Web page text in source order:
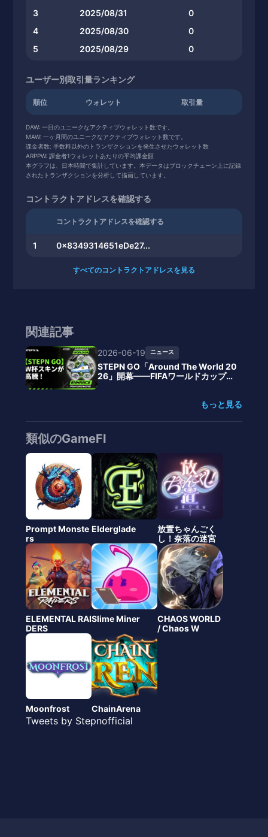
3
2025/08/31
0
4
2025/08/30
0
5
2025/08/29 0
ユーザー別取引量ランキング
順位 ウォレット 取引量
DAW: 一日のユニークなアクティブウォレット数です。
MAW: 一ヶ月間のユニークなアクティブウォレット数です。
課金者数: 手数料以外のトランザクションを発生させたウォレット数
ARPPW: 課金者1ウォレットあたりの平均課金額
本グラフは、日本時間で集計しています。本データはブロックチェーン上に記録
されたトランザクションを分析して描画しています。
コントラクトアドレスを確認する
コントラクトアドレスを確認する
1 0x8349314651eDe27...
すべてのコントラクトアドレスを見る
関連記事
2026-06-19 ニュース
STEPN GO「Around The World 20
26」開幕——FIFAワールドカップ連
動で48カ国スキンが高騰、アルゼン
もっと見る
類似のGameFI
Prompt Monste
rs
Elderglade
放置ちゃんごく
し！奈落の迷宮
ELEMENTAL RAI
DERS
Slime Miner
CHAOS WORLD
/ Chaos W
Moonfrost ChainArena
Tweets by Stepnofficial